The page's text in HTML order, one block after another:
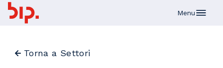
Menu
Torna a Settori